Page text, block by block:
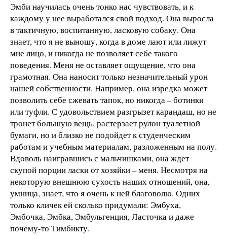
Эмби научилась очень тонко нас чувствовать, и к
каждому у нее выработался свой подход. Она выросла
в тактичную, воспитанную, ласковую собаку. Она
знает, что я не выношу, когда в доме лают или лижут
мне лицо, и никогда не позволяет себе такого
поведения. Меня не оставляет ощущение, что она
грамотная. Она наносит только незначительный урон
нашей собственности. Например, она изредка может
позволить себе сжевать тапок, но никогда – ботинки
или туфли. С удовольствием разгрызет карандаш, но не
тронет большую вещь, растерзает рулон туалетной
бумаги, но и близко не подойдет к студенческим
работам и учебным материалам, разложенным на полу.
Вдоволь наигравшись с мальчишками, она ждет
скупой порции ласки от хозяйки – меня. Несмотря на
некоторую внешнюю сухость наших отношений, она,
умница, знает, что я очень к ней благоволю. Одних
только кличек ей сколько придумали: Эмбуха,
Эмбочка, Эмбка, Эмбульгенция, Ласточка и даже
почему-то Тимбикту.